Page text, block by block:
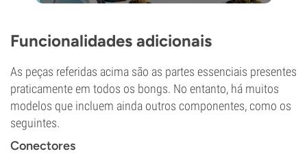
Funcionalidades adicionais
As peças referidas acima são as partes essenciais presentes
praticamente em todos os bongs. No entanto, há muitos
modelos que incluem ainda outros componentes, como os
seguintes.
Conectores